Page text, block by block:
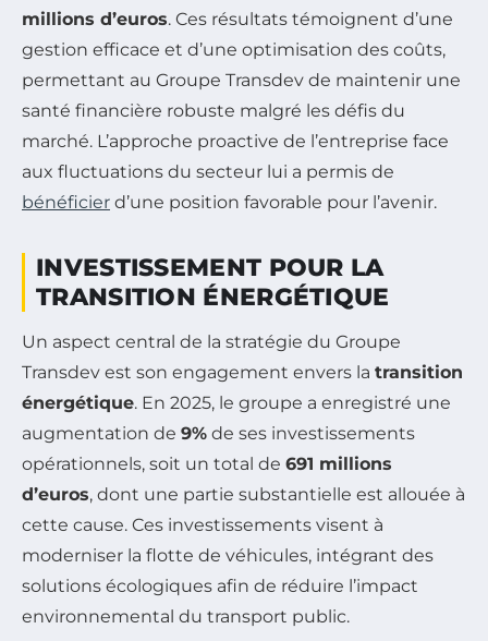
millions d’euros. Ces résultats témoignent d’une
gestion efficace et d’une optimisation des coûts,
permettant au Groupe Transdev de maintenir une
santé financière robuste malgré les défis du
marché. L’approche proactive de l’entreprise face
aux fluctuations du secteur lui a permis de
bénéficier d’une position favorable pour l’avenir.
INVESTISSEMENT POUR LA
TRANSITION ÉNERGÉTIQUE
Un aspect central de la stratégie du Groupe
Transdev est son engagement envers la transition
énergétique. En 2025, le groupe a enregistré une
augmentation de 9% de ses investissements
opérationnels, soit un total de 691 millions
d’euros, dont une partie substantielle est allouée à
cette cause. Ces investissements visent à
moderniser la flotte de véhicules, intégrant des
solutions écologiques afin de réduire l’impact
environnemental du transport public.